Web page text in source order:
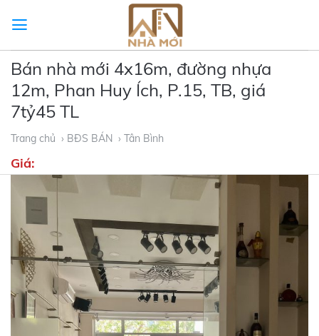
Bán nhà mới 4x16m, đường nhựa
12m, Phan Huy Ích, P.15, TB, giá
7tỷ45 TL
Trang chủ › BĐS BÁN › Tân Bình
Giá: